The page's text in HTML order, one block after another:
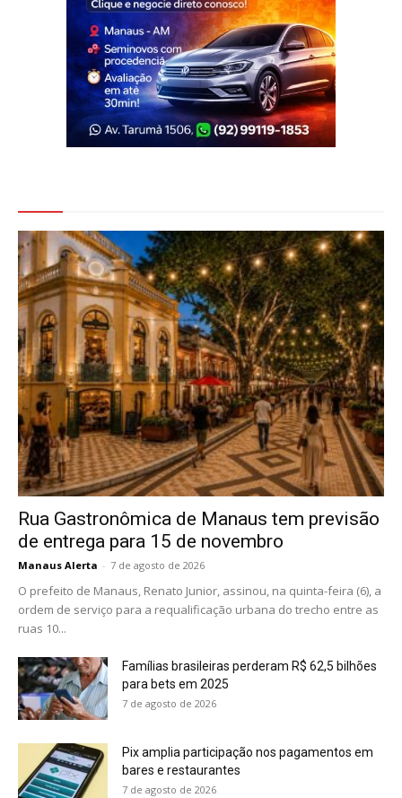
Rua Gastronômica de Manaus tem previsão
de entrega para 15 de novembro
Manaus Alerta - 7 de agosto de 2026
O prefeito de Manaus, Renato Junior, assinou, na quinta-feira (6), a
ordem de serviço para a requalificação urbana do trecho entre as
ruas 10...
Famílias brasileiras perderam R$ 62,5 bilhões
para bets em 2025
7 de agosto de 2026
Pix amplia participação nos pagamentos em
bares e restaurantes
7 de agosto de 2026